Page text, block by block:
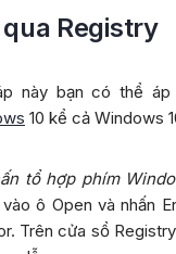
Registry
này bạn có thể
10 kể cả Windows
tổ hợp phím
ô Open và nhấn
Trên cửa sổ